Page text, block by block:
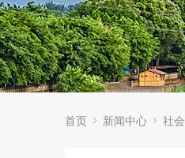
首页 新闻中心 社会